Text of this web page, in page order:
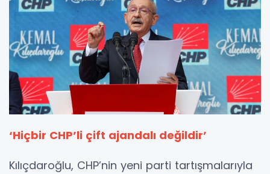
‘Hiçbir CHP’li çift ajandalı değildir’
Kılıçdaroğlu, CHP’nin yeni parti tartışmalarıyla